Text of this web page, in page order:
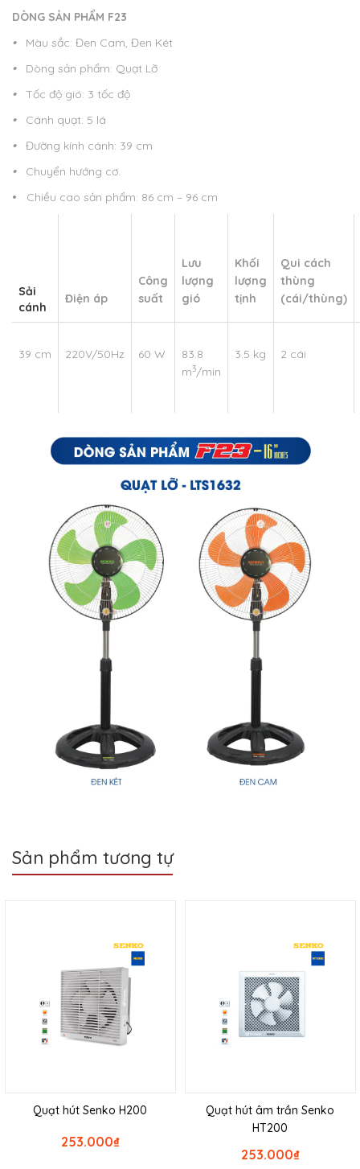
DÒNG SẢN PHẨM F23
•
Màu sắc: Đen Cam, Đen Két
•
Dòng sản phẩm: Quạt Lỡ
•
Tốc độ gió: 3 tốc độ
•
Cánh quạt: 5 lá
•
Đường kính cánh: 39 cm
•
Chuyển hướng cơ.
• Chiều cao sản phẩm: 86 cm – 96 cm
Sải
cánh
Điện áp
Công
suất
Lưu
lượng
gió
Khối
lượng
tịnh
Qui cách
thùng
(cái/thùng)
39 cm 220V/50Hz 60 W
83.8
m3/min
3.5 kg 2 cái
Sản phẩm tương tự
Quạt hút Senko H200
₫
253.000
Quạt hút âm trần Senko
HT200
₫
253.000